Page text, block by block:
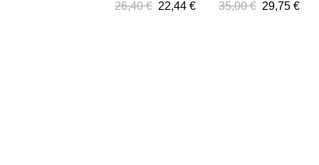
26,40€ 22,44 € 35,00€ 29,75 €